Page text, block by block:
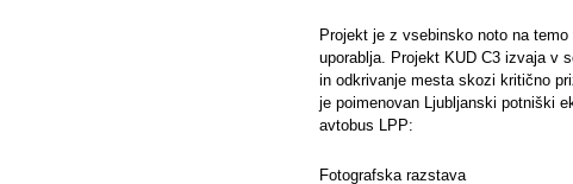
Projekt je z vsebinsko noto na
uporablja. Projekt KUD C3 izvaja v
in odkrivanje mesta skozi kritično
je poimenovan Ljubljanski potniški
avtobus LPP:
Fotografska razstava